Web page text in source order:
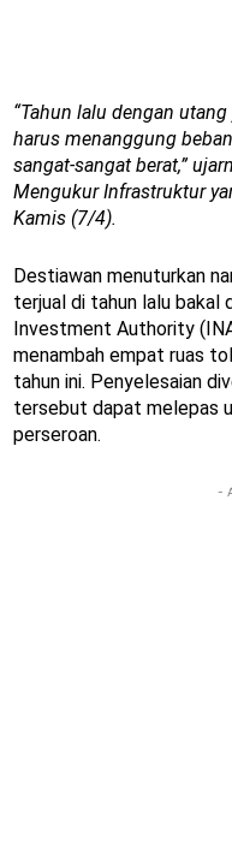
“Tahun lalu dengan
harus menanggung
sangat-sangat berat,”
Mengukur Infrastruktur
Kamis (7/4).
Destiawan menuturkan
terjual di tahun lalu bakal
Investment Authority
menambah empat ruas
tahun ini. Penyelesaian
tersebut dapat melepas
perseroan.
-